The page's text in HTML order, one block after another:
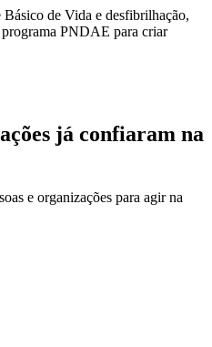
de Vida e desfibrilhação,
programa PNDAE para criar
já confiaram na
e organizações para agir na